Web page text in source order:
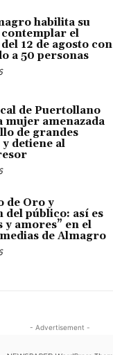
habilita su
el
12 de agosto con
a 50 personas
de Puertollano
mujer amenazada
de grandes
detiene al
de Oro y
público: así es
y amores” en el
de Almagro
- Advertisement -